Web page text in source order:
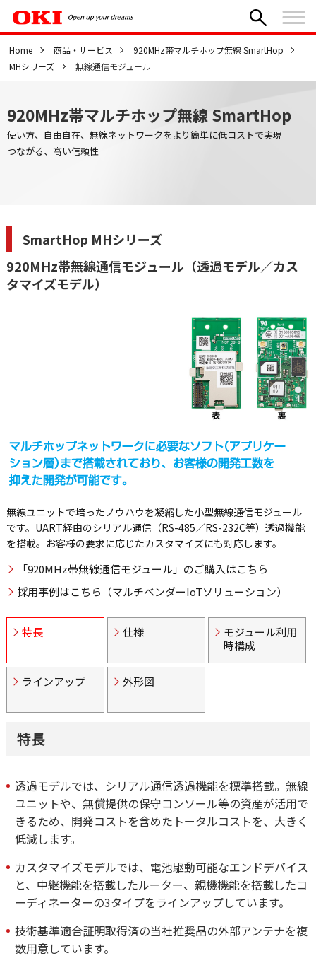
Home 商品・サービス
920MHz帯マルチホップ無線 SmartHop
MHシリーズ
無線通信モジュール
920MHz帯マルチホップ無線 SmartHop
使い方、自由自在、無線ネットワークをより簡単に低コストで実現
つながる、高い信頼性
SmartHop MHシリーズ
920MHz帯無線通信モジュール（透過モデル／カス
タマイズモデル）
無線ユニットで培ったノウハウを凝縮した小型無線通信モジュール
です。UART経由のシリアル通信（RS-485／RS-232C等）透過機能
を搭載。お客様の要求に応じたカスタマイズにも対応します。
「920MHz帯無線通信モジュール」のご購入はこちら
採用事例はこちら（マルチベンダーIoTソリューション）
特長 仕様
モジュール利用
時構成
ラインアップ 外形図
特長
透過モデルでは、シリアル通信透過機能を標準搭載。無線
ユニットや、無償提供の保守コンソール等の資産が活用で
きるため、開発コストを含めたトータルコストを、大きく
低減します。
カスタマイズモデルでは、電池駆動可能なエンドデバイス
と、中継機能を搭載したルーター、親機機能を搭載したコ
ーディネーターの3タイプをラインアップしています。
技術基準適合証明取得済の当社推奨品の外部アンテナを複
数用意しています。